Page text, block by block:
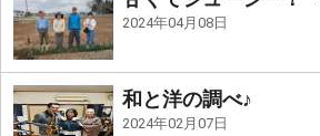
2024年04月08日
和と洋の調べ♪
2024年02月07日